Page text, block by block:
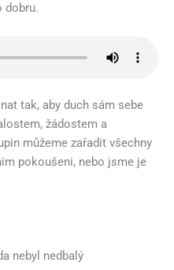
dobru.
tak, aby duch sám sebe
žádostem a
můžeme zařadit všechny
pokoušeni, nebo jsme je
nebyl nedbalý